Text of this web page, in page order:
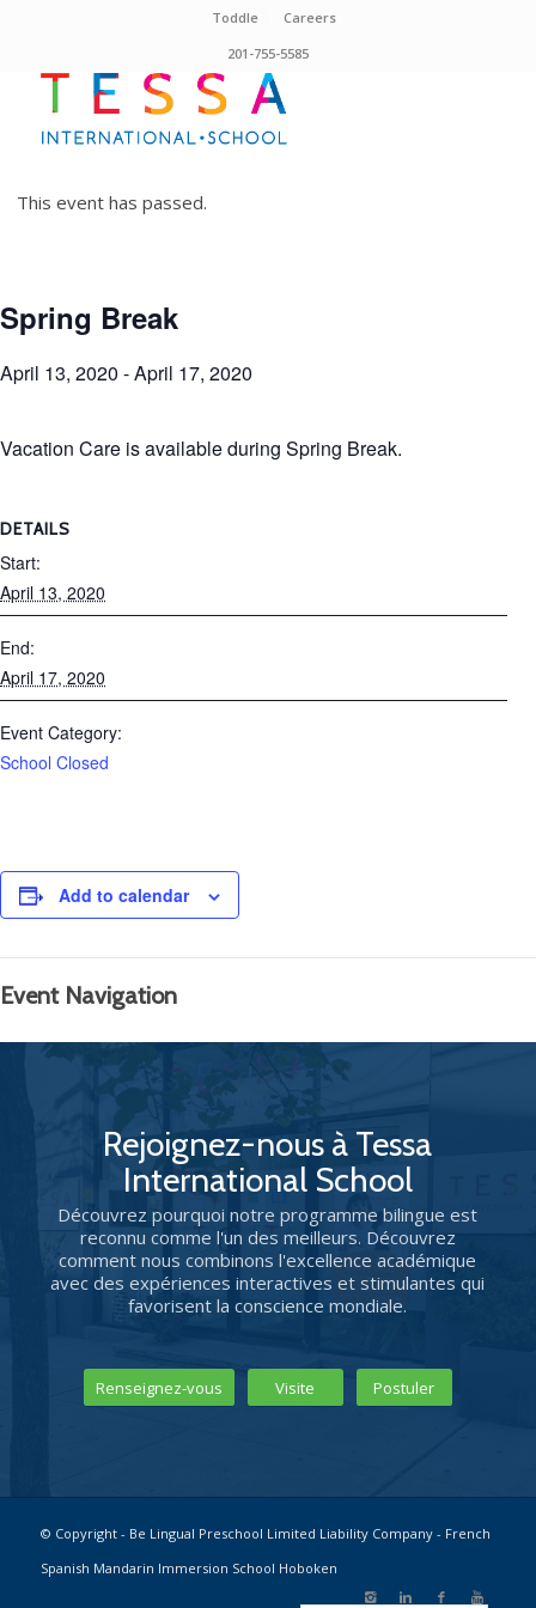
Toddle
Careers
201-755-5585
This event has passed.
Spring Break
April 13, 2020 -April 17, 2020
Vacation Care is available during Spring Break.
DETAILS
Start:
April 13, 2020
End:
April 17, 2020
Event Category:
School Closed
Add to calendar
Event Navigation
Rejoignez-nous à Tessa
International School
Découvrez pourquoi notre programme bilingue est
reconnu comme l'un des meilleurs. Découvrez
comment nous combinons l'excellence académique
avec des expériences interactives et stimulantes qui
favorisent la conscience mondiale.
Renseignez-vous Visite Postuler
© Copyright - Be Lingual Preschool Limited Liability Company - French
Spanish Mandarin Immersion School Hoboken